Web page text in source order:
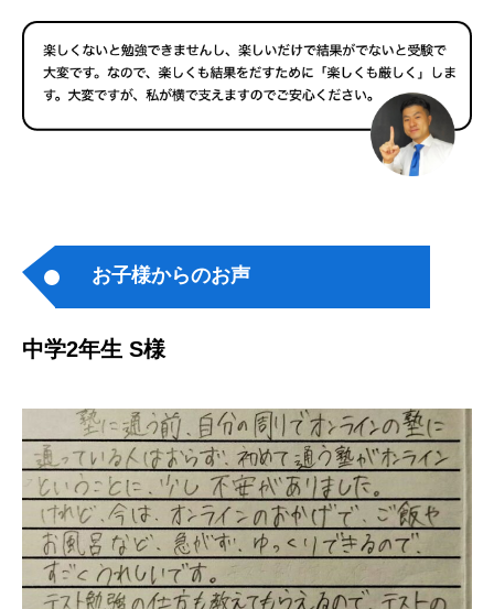
お子様からのお声
中学2年生 S様